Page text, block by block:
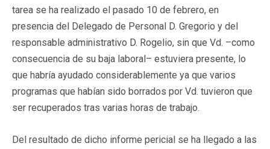
tarea se ha realizado el pasado 10 de febrero, en
presencia del Delegado de Personal D. Gregorio y del
responsable administrativo D. Rogelio, sin que Vd. –como
consecuencia de su baja laboral– estuviera presente, lo
que habría ayudado considerablemente ya que varios
programas que habían sido borrados por Vd. tuvieron que
ser recuperados tras varias horas de trabajo.
Del resultado de dicho informe pericial se ha llegado a las